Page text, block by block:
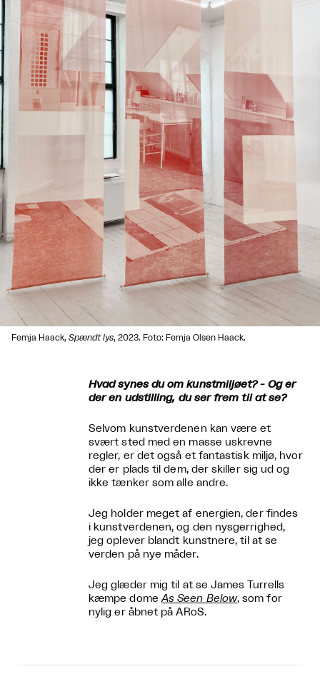
Femja Haack, Spændt lys, 2023. Foto: Femja Olsen Haack.
Hvad synes du om kunstmiljøet? - Og er
der en udstilling, du ser frem til at se?
Selvom kunstverdenen kan være et
svært sted med en masse uskrevne
regler, er det også et fantastisk miljø, hvor
der er plads til dem, der skiller sig ud og
ikke tænker som alle andre.
Jeg holder meget af energien, der findes
i kunstverdenen, og den nysgerrighed,
jeg oplever blandt kunstnere, til at se
verden på nye måder.
Jeg glæder mig til at se James Turrells
kæmpe domeAs Seen Below, som for
nylig er åbnet på ARoS.